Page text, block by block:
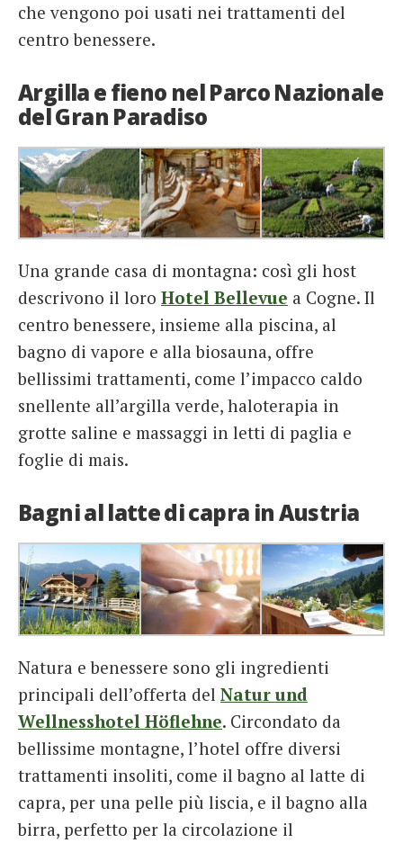
che vengono poi usati nei trattamenti del
centro benessere.
Argilla e fieno nel Parco Nazionale
del Gran Paradiso
Una grande casa di montagna: così gli host
descrivono il loro Hotel Bellevue a Cogne. Il
centro benessere, insieme alla piscina, al
bagno di vapore e alla biosauna, offre
bellissimi trattamenti, come l’impacco caldo
snellente all’argilla verde, haloterapia in
grotte saline e massaggi in letti di paglia e
foglie di mais.
Bagni al latte di capra in Austria
Natura e benessere sono gli ingredienti
principali dell’offerta del Natur und
Wellnesshotel Höflehne. Circondato da
bellissime montagne, l’hotel offre diversi
trattamenti insoliti, come il bagno al latte di
capra, per una pelle più liscia, e il bagno alla
birra, perfetto per la circolazione il